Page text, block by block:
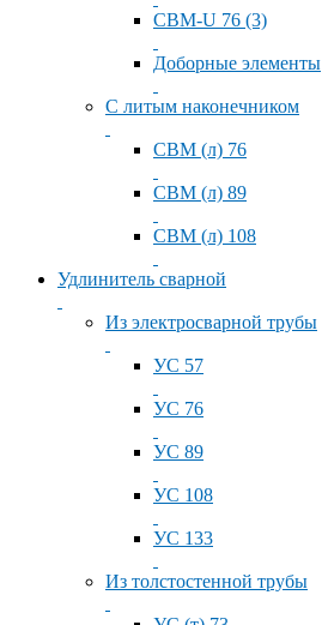
СВМ-U 76 (3)
Доборные элементы
С литым наконечником
СВМ (л) 76
СВМ (л) 89
СВМ (л) 108
Удлинитель сварной
Из электросварной трубы
УС 57
УС 76
УС 89
УС 108
УС 133
Из толстостенной трубы